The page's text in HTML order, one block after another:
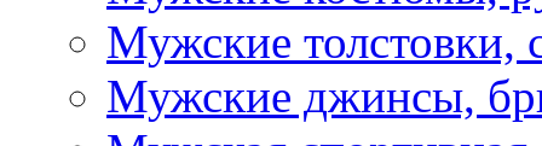
Мужские толстовки,
Мужские джинсы,